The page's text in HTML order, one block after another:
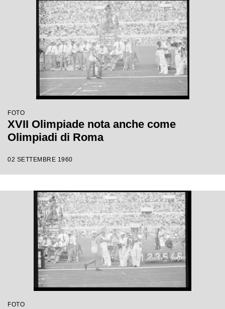
FOTO
XVII Olimpiade nota anche come
Olimpiadi di Roma
02 SETTEMBRE 1960
FOTO